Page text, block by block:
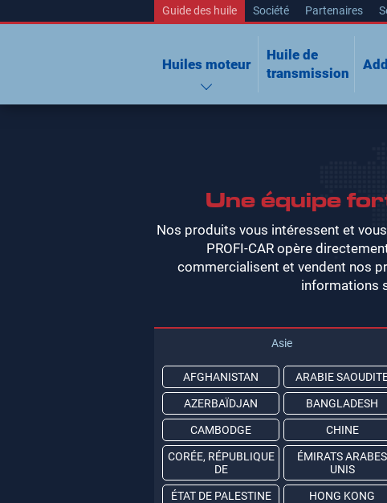
Guide des huile Société Partenaires
Huiles moteur
Huile de
transmission
Une équipe
Nos produits vous intéressent et
PROFI-CAR opère
commercialisent et vendent nos
informations
Asie
AFGHANISTAN ARABIE
AZERBAÏDJAN BANGLADESH
CAMBODGE CHINE
CORÉE, RÉPUBLIQUE
DE
ÉMIRATS ARABES
UNIS
ÉTAT DE PALESTINE HONG KONG